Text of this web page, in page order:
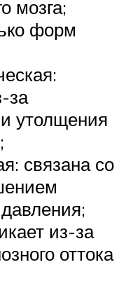
мозга;
форм
за
утолщения
связана со
из-за
оттока